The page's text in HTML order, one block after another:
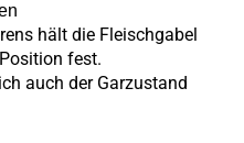
hält die Fleischgabel
fest.
auch der Garzustand